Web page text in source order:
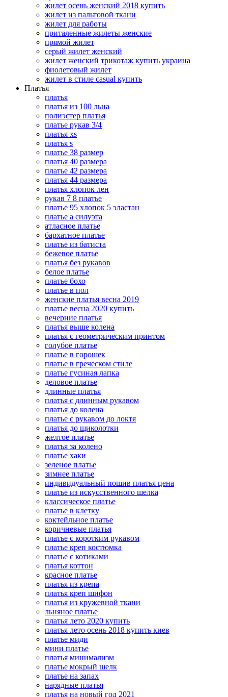
жилет осень женский 2018 купить
жилет из пальтовой ткани
жилет для работы
приталенные жилеты женские
прямой жилет
серый жилет женский
жилет женский трикотаж купить украина
фиолетовый жилет
жилет в стиле casual купить
Платья
платья
платья из 100 льна
полиэстер платья
платье рукав 3/4
платья xs
платья s
платье 38 размер
платья 40 размера
платье 42 размера
платья 44 размера
платья хлопок лен
рукав 7 8 платье
платье 95 хлопок 5 эластан
платье а силуэта
атласное платье
бархатное платье
платье из батиста
бежевое платье
платья без рукавов
белое платье
платье бохо
платье в пол
женские платья весна 2019
платье весна 2020 купить
вечерние платья
платья выше колена
платья с геометрическим принтом
голубое платье
платье в горошек
платье в греческом стиле
платье гусиная лапка
деловое платье
длинные платья
платья с длинным рукавом
платья до колена
платье с рукавом до локтя
платья до щиколотки
желтое платье
платья за колено
платье хаки
зеленое платье
зимнее платье
индивидуальный пошив платья цена
платье из искусственного шелка
классическое платье
платье в клетку
коктейльное платье
коричневые платья
платье с коротким рукавом
платье креп костюмка
платье с котиками
платья коттон
красное платье
платья из крепа
платья креп шифон
платья из кружевной ткани
льняное платье
платья лето 2020 купить
платья лето осень 2018 купить киев
платье миди
мини платье
платья минимализм
платье мокрый шелк
платье на запах
нарядные платья
платья на новый год 2021